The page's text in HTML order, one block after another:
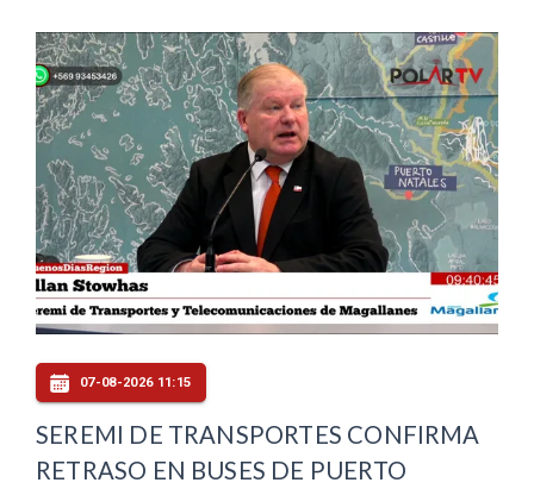
07-08-2026 11:15
SEREMI DE TRANSPORTES CONFIRMA
RETRASO EN BUSES DE PUERTO